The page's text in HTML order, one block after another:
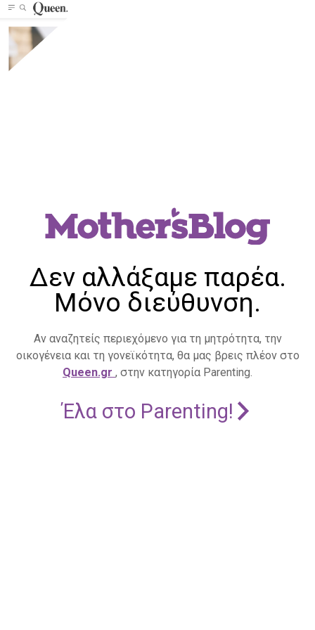
Δεν αλλάξαμε παρέα.
Μόνο διεύθυνση.
Αν αναζητείς περιεχόμενο για τη μητρότητα, την
οικογένεια και τη γονεϊκότητα, θα μας βρεις πλέον στο
Queen.gr , στην κατηγορία Parenting.
Έλα στο Parenting!